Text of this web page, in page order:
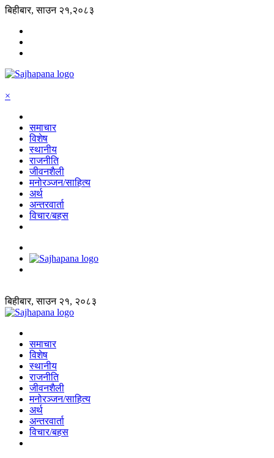
बिहीबार, साउन २१,२०८३
×
समाचार
विशेष
स्थानीय
राजनीति
जीवनशैली
मनोरञ्जन/साहित्य
अर्थ
अन्तरवार्ता
विचार/बहस
बिहीबार, साउन २१, २०८३
समाचार
विशेष
स्थानीय
राजनीति
जीवनशैली
मनोरञ्जन/साहित्य
अर्थ
अन्तरवार्ता
विचार/बहस